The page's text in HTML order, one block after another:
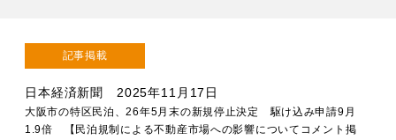
記事掲載
日本経済新聞 2025年11月17日
大阪市の特区民泊、26年5月末の新規停止決定 駆け込み申請9月
1.9倍 【民泊規制による不動産市場への影響についてコメント掲